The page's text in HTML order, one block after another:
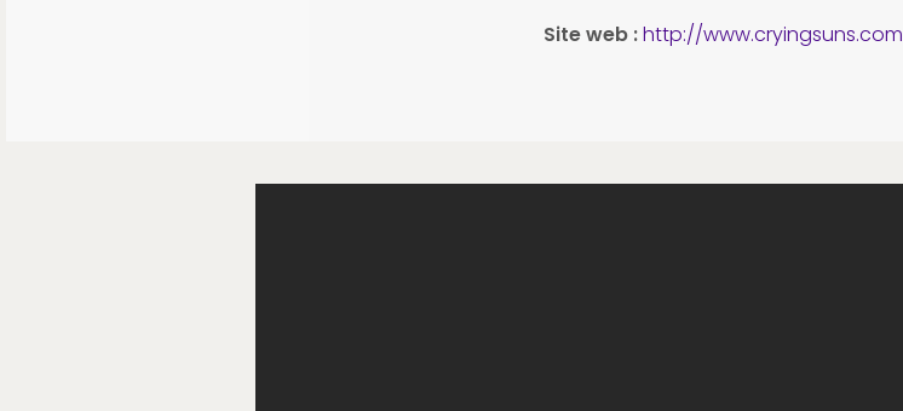
Site web :http://www.cryingsuns.com